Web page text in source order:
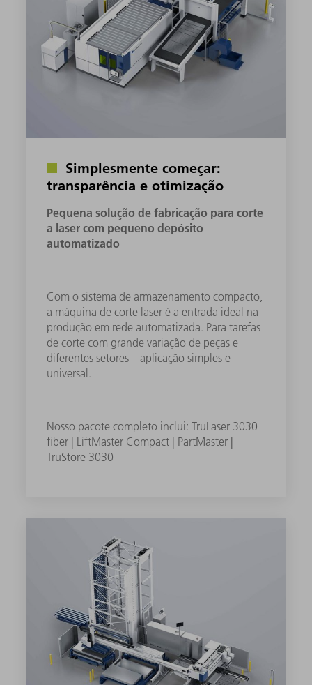
Simplesmente começar:
transparência e otimização
Pequena solução de fabricação para corte
a laser com pequeno depósito
automatizado
Com o sistema de armazenamento compacto,
a máquina de corte laser é a entrada ideal na
produção em rede automatizada. Para tarefas
de corte com grande variação de peças e
diferentes setores – aplicação simples e
universal.
Nosso pacote completo inclui: TruLaser 3030
fiber | LiftMaster Compact | PartMaster |
TruStore 3030